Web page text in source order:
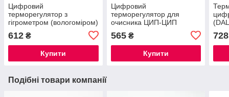
Цифровий
терморегулятор з
гігрометром (вологоміром)
612 ₴
Купити
Цифровий
терморегулятор для
очисника ЦИП-ЦИП
565₴
Купити
728
Подібні товари компанії